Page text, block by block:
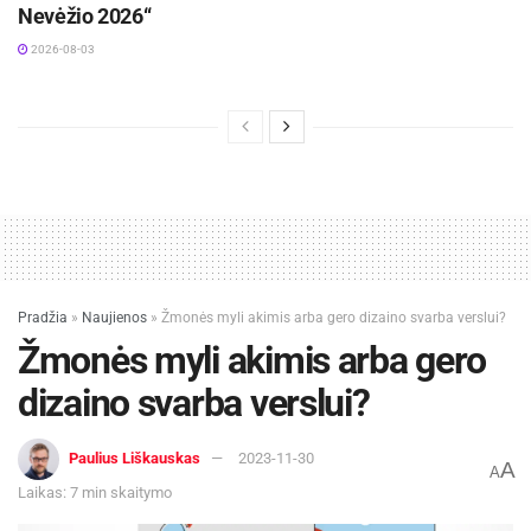
Nevėžio 2026“
2026-08-03
Pradžia » Naujienos » Žmonės myli akimis arba gero dizaino svarba verslui?
Žmonės myli akimis arba gero
dizaino svarba verslui?
Paulius Liškauskas
2023-11-30
Laikas: 7 min skaitymo
AA